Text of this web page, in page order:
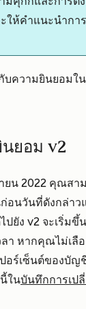
ห้คำแนะนำกา
กับความยินยอมใน
ยอม v2
2022 คุณสาม
อนวันที่ดังกล่าว
ยัง v2 จะเริ่ม
า หากคุณไม่เลื
อร์เซ็นต์ของบั
ในบันทึกการเป